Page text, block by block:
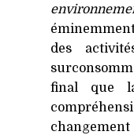
des
final que